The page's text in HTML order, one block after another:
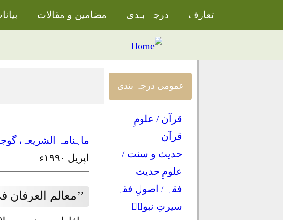
تعارف درجہ بندی مضامین و مقالات
ماہنامہ الشریعہ،
اپریل ۱۹۹۰ء
’’معالم
عمومی درجہ بندی
قرآن / علومِ
قرآن
حدیث و سنت /
علومِ حدیث
فقہ / اصولِ فقہ
سیرتِ نبویؐ